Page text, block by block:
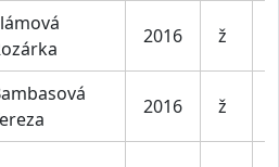
2016 ž
2016 ž